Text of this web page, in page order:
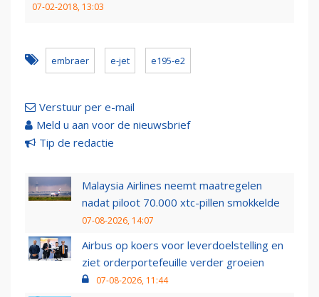
07-02-2018, 13:03
embraer e-jet e195-e2
Verstuur per e-mail
Meld u aan voor de nieuwsbrief
Tip de redactie
Malaysia Airlines neemt maatregelen
nadat piloot 70.000 xtc-pillen smokkelde
07-08-2026, 14:07
Airbus op koers voor leverdoelstelling en
ziet orderportefeuille verder groeien
07-08-2026, 11:44